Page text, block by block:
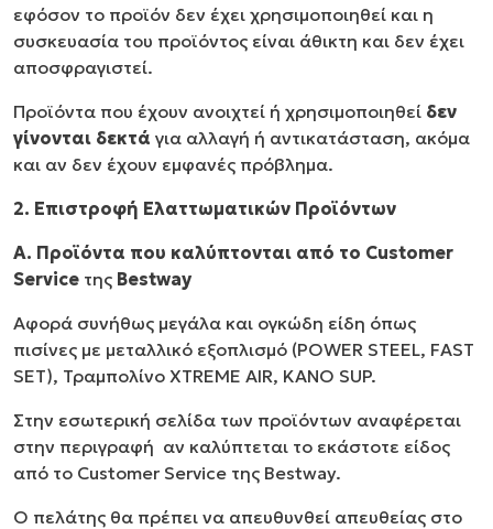
εφόσον το προϊόν δεν έχει χρησιμοποιηθεί και η
συσκευασία του προϊόντος είναι άθικτη και δεν έχει
αποσφραγιστεί.
Προϊόντα που έχουν ανοιχτεί ή χρησιμοποιηθεί δεν
γίνονται δεκτά για αλλαγή ή αντικατάσταση, ακόμα
και αν δεν έχουν εμφανές πρόβλημα.
2. Επιστροφή Ελαττωματικών Προϊόντων
Α. Προϊόντα που καλύπτονται από το Customer
Service της Bestway
Αφορά συνήθως μεγάλα και ογκώδη είδη όπως
πισίνες με μεταλλικό εξοπλισμό (POWER STEEL, FAST
SET), Τραμπολίνο XTREME AIR, ΚΑΝΟ SUP.
Στην εσωτερική σελίδα των προϊόντων αναφέρεται
στην περιγραφή αν καλύπτεται το εκάστοτε είδος
από το Customer Service της Bestway.
Ο πελάτης θα πρέπει να απευθυνθεί απευθείας στο